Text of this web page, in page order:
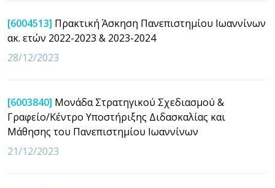
[6004513] Πρακτική Άσκηση Πανεπιστημίου Ιωαννίνων
ακ. ετών 2022-2023 & 2023-2024
28/12/2023
[6003840] Μονάδα Στρατηγικού Σχεδιασμού &
Γραφείο/Κέντρο Υποστήριξης Διδασκαλίας και
Μάθησης του Πανεπιστημίου Ιωαννίνων
21/12/2023